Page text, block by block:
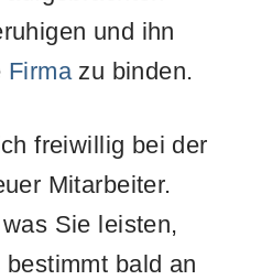
und ihn
Firmazu binden.
freiwillig bei der
Mitarbeiter.
Sie leisten,
bald an